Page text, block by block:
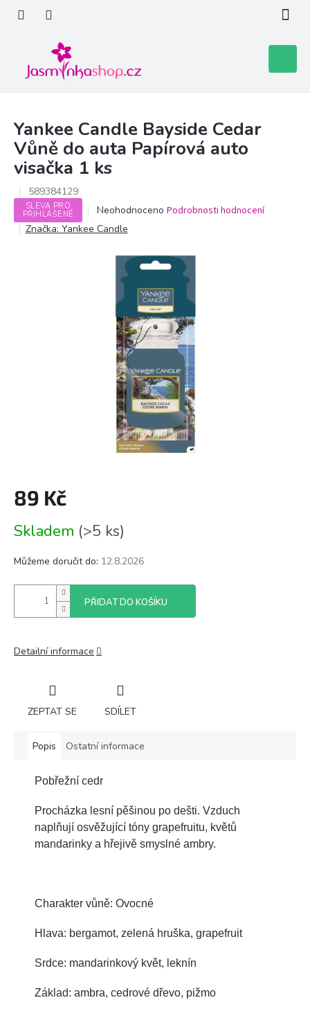
obsah
košík
Yankee Candle Bayside Cedar
Vůně do auta Papírová auto
visačka 1 ks
589384129
SLEVA PRO
PŘIHLÁŠENÉ
Průměrné
hodnocení
produktu
hvězdiček.
Neohodnoceno Podrobnosti hodnocení
Značka: Yankee Candle
89 Kč
cena:
Skladem (>5 ks)
Můžeme doručit do: 12.8.2026
PŘIDAT DO KOŠÍKU
Detailní informace
ZEPTAT SE SDÍLET
Popis Ostatní informace
Pobřežní cedr
Procházka lesní pěšinou po dešti. Vzduch
naplňují osvěžující tóny grapefruitu, květů
mandarinky a hřejivě smyslné ambry.
Charakter vůně: Ovocné
Hlava: bergamot, zelená hruška, grapefruit
Srdce: mandarinkový květ, leknín
Základ: ambra, cedrové dřevo, pižmo